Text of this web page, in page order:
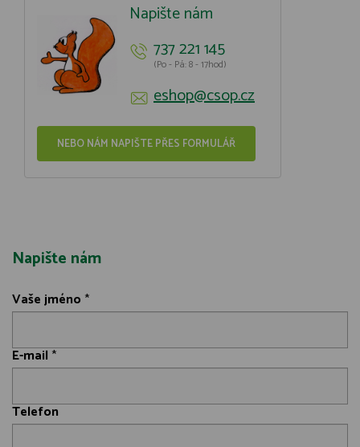
Napište nám
737 221 145
(Po - Pá: 8 - 17hod)
eshop@csop.cz
NEBO NÁM NAPIŠTE PŘES FORMULÁŘ
Napište nám
Vaše jméno *
E-mail *
Telefon